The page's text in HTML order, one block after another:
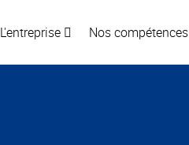
L'entreprise Nos compétences